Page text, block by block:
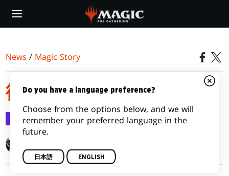
main
News / Magic Story
復讐作戦
Magic Story 2016/07/06
Do you have a language preference?
Choose from the options below, and we will
remember your preferred language in the
future.
日本語 ENGLISH